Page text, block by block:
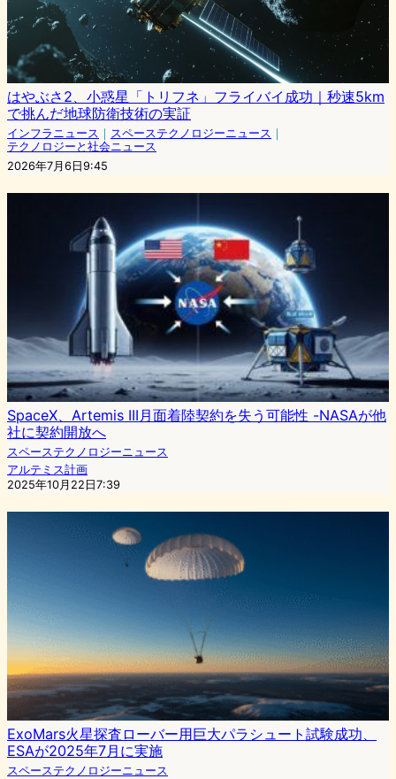
はやぶさ2、小惑星「トリフネ」フライバイ成功｜秒速5km
で挑んだ地球防衛技術の実証
インフラニュース ｜ スペーステクノロジーニュース ｜
テクノロジーと社会ニュース
2026年7月6日9:45
SpaceX、Artemis III月面着陸契約を失う可能性 -NASAが他
社に契約開放へ
スペーステクノロジーニュース
アルテミス計画
2025年10月22日7:39
ExoMars火星探査ローバー用巨大パラシュート試験成功、
ESAが2025年7月に実施
スペーステクノロジーニュース